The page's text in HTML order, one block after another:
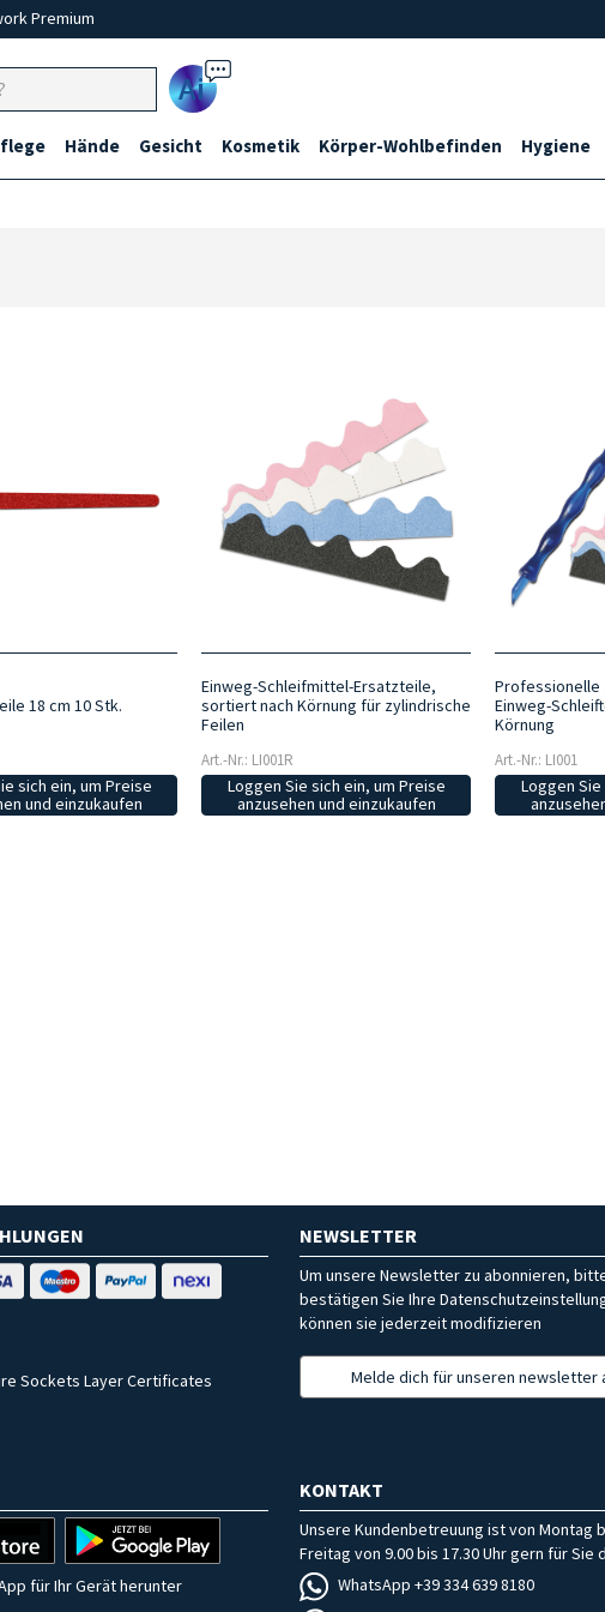
Premium
Ai
Hände Gesicht Kosmetik Körper-Wohlbefinden Hygiene
18 cm 10 Stk.
sich ein, um Preise
und einzukaufen
Einweg-Schleifmittel-Ersatzteile,
sortiert nach Körnung für zylindrische
Feilen
Art.-Nr.: LI001R
Loggen Sie sich ein, um Preise
anzusehen und einzukaufen
Professionelle
Einweg-
Körnung
Art.-Nr.: LI001
Loggen
Sockets Layer Certificates
NEWSLETTER
Um unsere Newsletter zu abonnieren,
bestätigen Sie Ihre
können sie jederzeit modifizieren
Melde dich für unseren newsletter
für Ihr Gerät herunter
KONTAKT
Unsere Kundenbetreuung ist von Montag
Freitag von 9.00 bis 17.30 Uhr gern für Sie
WhatsApp +39 334 639 8180